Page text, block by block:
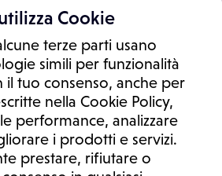
Cookie
terze parti usano
simili per funzionalità
il tuo consenso, anche per
nella Cookie Policy,
performance, analizzare
i prodotti e servizi.
prestare, rifiutare o
questo sito non sono un consulto medico.
sostituiscono un consulto, una
dal medico. Non si devono considerare
come suggerimenti per la formulazione di
di un trattamento o l'assunzione o
senza prima consultare un medico di
generale o uno specialista.